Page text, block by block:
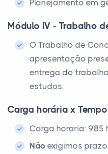
Planejamento em
Módulo IV - Trabalho
O Trabalho de
apresentação
entrega do
estudos.
Carga horária x
Carga horaria: 985
Não exigimos